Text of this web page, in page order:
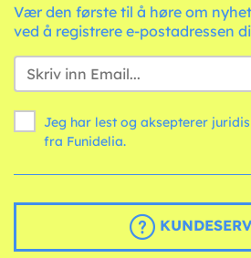
Vær den første til å høre om
ved å registrere e-postadressen
Jeg har lest og aksepterer
fra Funidelia.